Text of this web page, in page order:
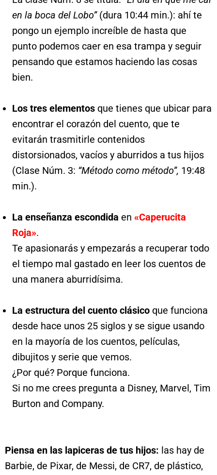
en la boca del Lobo”(dura 10:44 min.): ahí te
pongo un ejemplo increíble de hasta que
punto podemos caer en esa trampa y seguir
pensando que estamos haciendo las cosas
bien.
Los tres elementos que tienes que ubicar para
encontrar el corazón del cuento, que te
evitarán trasmitirle contenidos
distorsionados, vacíos y aburridos a tus hijos
(Clase Núm. 3: “Método como método”, 19:48
min.).
La enseñanza escondida en «Caperucita
Roja».
Te apasionarás y empezarás a recuperar todo
el tiempo mal gastado en leer los cuentos de
una manera aburridísima.
La estructura del cuento clásico que funciona
desde hace unos 25 siglos y se sigue usando
en la mayoría de los cuentos, películas,
dibujitos y serie que vemos.
¿Por qué? Porque funciona.
Si no me crees pregunta a Disney, Marvel, Tim
Burton and Company.
Piensa en las lapiceras de tus hijos: las hay de
Barbie, de Pixar, de Messi, de CR7, de plástico,